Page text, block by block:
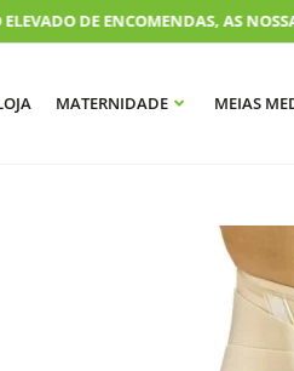
DE ENCOMENDAS, AS
MATERNIDADE MEIAS